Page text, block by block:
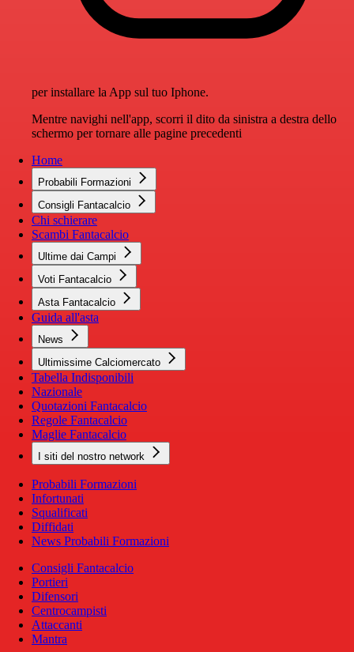
per installare la App sul tuo Iphone.
Mentre navighi nell'app, scorri il dito da sinistra a destra dello
schermo per tornare alle pagine precedenti
Home
Probabili Formazioni
Consigli Fantacalcio
Chi schierare
Scambi Fantacalcio
Ultime dai Campi
Voti Fantacalcio
Asta Fantacalcio
Guida all'asta
News
Ultimissime Calciomercato
Tabella Indisponibili
Nazionale
Quotazioni Fantacalcio
Regole Fantacalcio
Maglie Fantacalcio
I siti del nostro network
Probabili Formazioni
Infortunati
Squalificati
Diffidati
News Probabili Formazioni
Consigli Fantacalcio
Portieri
Difensori
Centrocampisti
Attaccanti
Mantra